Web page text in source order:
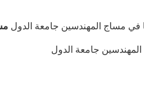
في مساج المهندسين جامعة الدول